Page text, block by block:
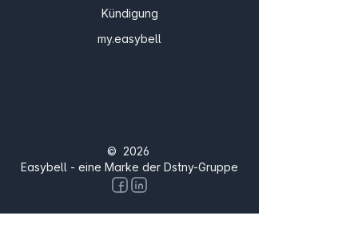
Kündigung
my.easybell
© 2026
Easybell - eine Marke der Dstny-Gruppe